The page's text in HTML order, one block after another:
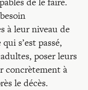
à leur niveau de
s’est passé,
poser leurs
concrètement à
le décès.